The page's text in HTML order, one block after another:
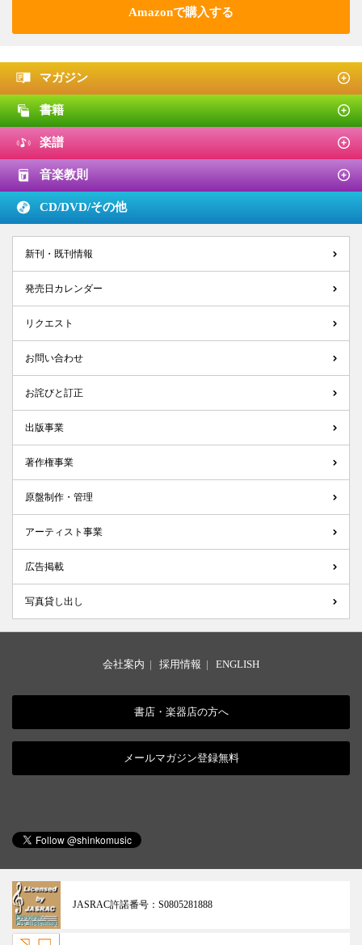
Amazonで購入する
マガジン
書籍
楽譜
音楽教則
CD/DVD/その他
新刊・既刊情報
発売日カレンダー
リクエスト
お問い合わせ
お詫びと訂正
出版事業
著作権事業
原盤制作・管理
アーティスト事業
広告掲載
写真貸し出し
会社案内 | 採用情報 | ENGLISH
書店・楽器店の方へ
メールマガジン登録無料
JASRAC許諾番号： S0805281888